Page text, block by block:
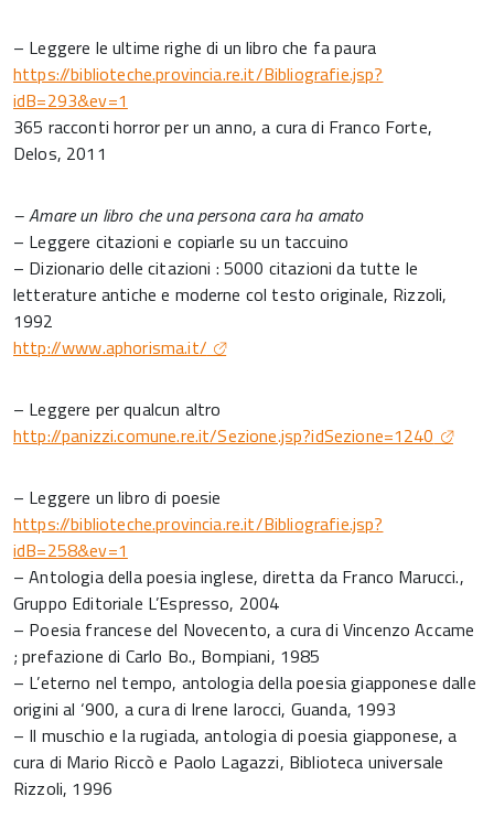
– Leggere le ultime righe di un libro che fa paura
https://biblioteche.provincia.re.it/Bibliografie.jsp?
idB=293&ev=1
365 racconti horror per un anno, a cura di Franco Forte,
Delos, 2011
– Amare un libro che una persona cara ha amato
– Leggere citazioni e copiarle su un taccuino
– Dizionario delle citazioni : 5000 citazioni da tutte le
letterature antiche e moderne col testo originale, Rizzoli,
1992
http://www.aphorisma.it/
– Leggere per qualcun altro
http://panizzi.comune.re.it/Sezione.jsp?idSezione=1240
– Leggere un libro di poesie
https://biblioteche.provincia.re.it/Bibliografie.jsp?
idB=258&ev=1
– Antologia della poesia inglese, diretta da Franco Marucci.,
Gruppo Editoriale L’Espresso, 2004
– Poesia francese del Novecento, a cura di Vincenzo Accame
; prefazione di Carlo Bo., Bompiani, 1985
– L’eterno nel tempo, antologia della poesia giapponese dalle
origini al ‘900, a cura di Irene Iarocci, Guanda, 1993
– Il muschio e la rugiada, antologia di poesia giapponese, a
cura di Mario Riccò e Paolo Lagazzi, Biblioteca universale
Rizzoli, 1996